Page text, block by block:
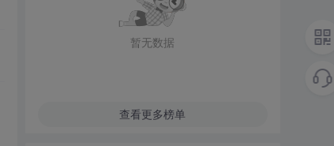
暂无数据
查看更多榜单